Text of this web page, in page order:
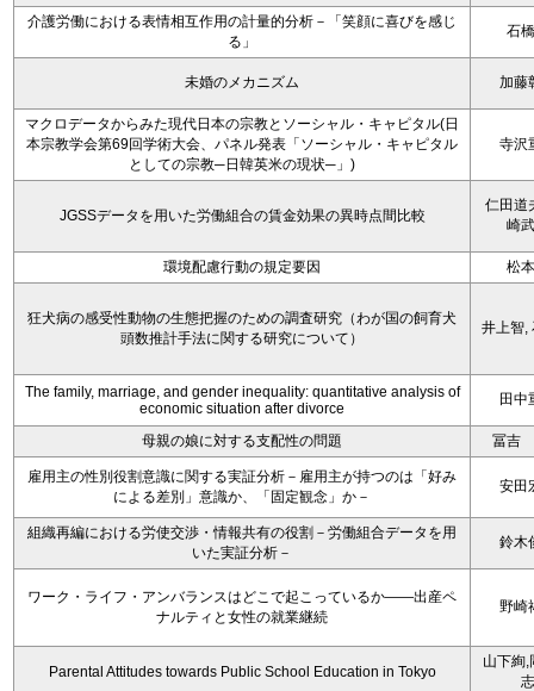
介護労働における表情相互作用の計量的分析－「笑顔に喜びを感じ
る」
石
未婚のメカニズム 加藤
マクロデータからみた現代日本の宗教とソーシャル・キャピタル(日
本宗教学会第69回学術大会、パネル発表「ソーシャル・キャピタル
としての宗教─日韓英米の現状─」)
寺沢
JGSSデータを用いた労働組合の賃金効果の異時点間比較
仁田道
崎
環境配慮行動の規定要因 松
狂犬病の感受性動物の生態把握のための調査研究（わが国の飼育犬
頭数推計手法に関する研究について）
井上智,
The family, marriage, and gender inequality: quantitative analysis of
economic situation after divorce
田中
母親の娘に対する支配性の問題 冨吉
雇用主の性別役割意識に関する実証分析－雇用主が持つのは「好み
による差別」意識か、「固定観念」か－
安田
組織再編における労使交渉・情報共有の役割－労働組合データを用
いた実証分析－
鈴木
ワーク・ライフ・アンバランスはどこで起こっているか――出産ペ
ナルティと女性の就業継続
野崎
Parental Attitudes towards Public School Education in Tokyo
山下絢,
志